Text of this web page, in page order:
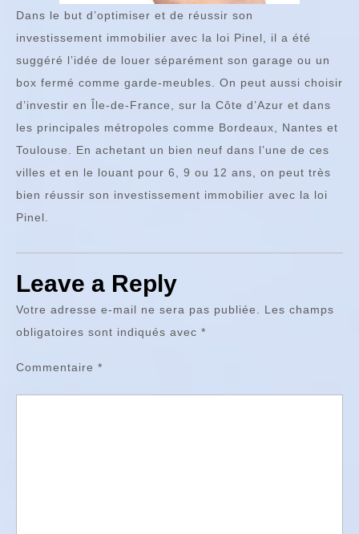
Dans le but d’optimiser et de réussir son
investissement immobilier avec la loi Pinel, il a été
suggéré l’idée de louer séparément son garage ou un
box fermé comme garde-meubles. On peut aussi choisir
d’investir en Île-de-France, sur la Côte d’Azur et dans
les principales métropoles comme Bordeaux, Nantes et
Toulouse. En achetant un bien neuf dans l’une de ces
villes et en le louant pour 6, 9 ou 12 ans, on peut très
bien réussir son investissement immobilier avec la loi
Pinel.
Leave a Reply
Votre adresse e-mail ne sera pas publiée.
Les champs
obligatoires sont indiqués avec *
Commentaire *